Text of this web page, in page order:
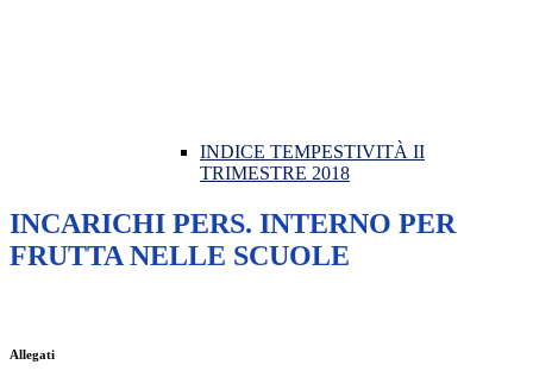
INDICE TEMPESTIVITÀ II
TRIMESTRE 2018
INCARICHI PERS. INTERNO PER
FRUTTA NELLE SCUOLE
Allegati